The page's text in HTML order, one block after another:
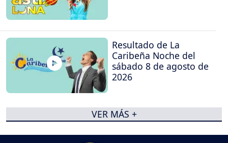
Resultado de La
Caribeña Noche del
sábado 8 de agosto de
2026
VER MÁS +